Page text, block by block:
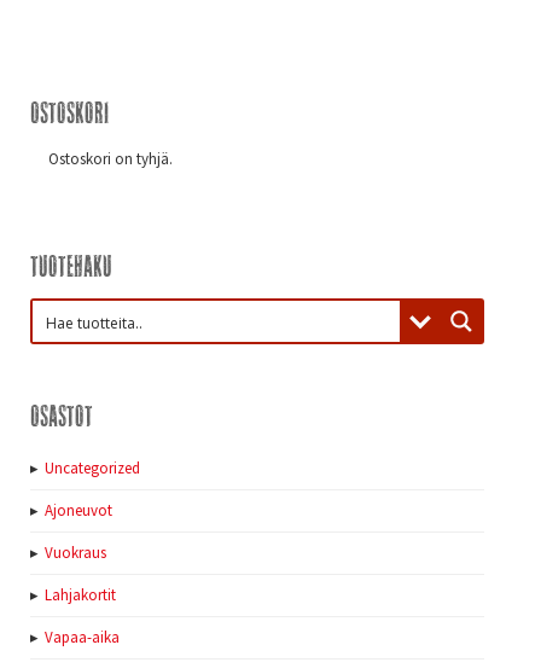
Ostoskori
Ostoskori on tyhjä.
Tuotehaku
Osastot
Uncategorized
Ajoneuvot
Vuokraus
Lahjakortit
Vapaa-aika